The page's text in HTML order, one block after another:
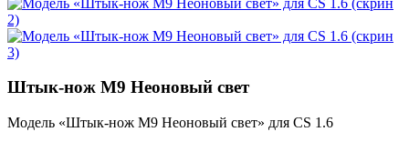
Штык-нож М9 Неоновый свет
Модель «Штык-нож М9 Неоновый свет» для CS 1.6